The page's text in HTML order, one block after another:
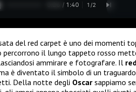
0:27 / 1:40 1 /2
del red carpet è uno dei momenti
percorrono il lungo tappeto rosso
ammirare e fotografare. Il
ma è diventato il simbolo di un
Della notte degli Oscar sappiamo